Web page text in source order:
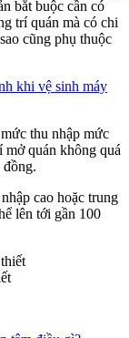
bắt buộc cần có
trí quán mà có chi
cũng phụ thuộc
khi vệ sinh máy
thu nhập mức
quán không quá
cao hoặc trung
lên tới gần 100